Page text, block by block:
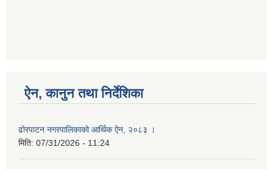
ऐन, कानुन तथा निर्देशिका
ढोरपाटन नगरपालिकाको आर्थिक ऐन, २०८३ ।
मिति: 07/31/2026 - 11:24